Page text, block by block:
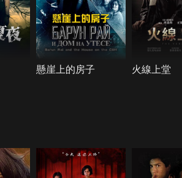
懸崖上的房子 火線上堂